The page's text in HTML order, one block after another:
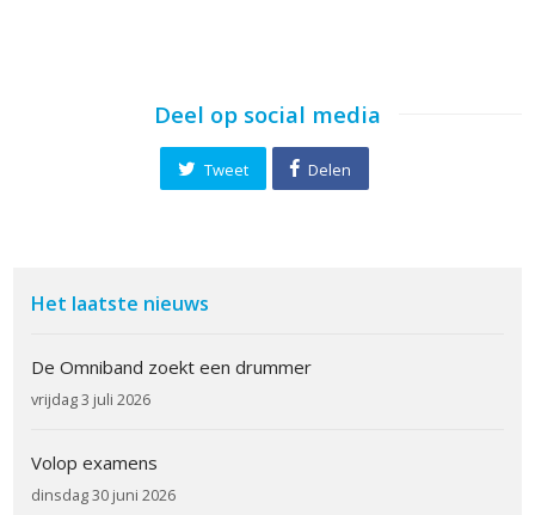
Deel op social media
Tweet Delen
Het laatste nieuws
De Omniband zoekt een drummer
vrijdag 3 juli 2026
Volop examens
dinsdag 30 juni 2026